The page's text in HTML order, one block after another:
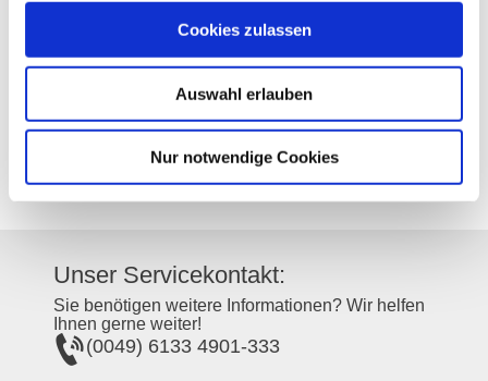
Cookies zulassen
Auswahl erlauben
Nur notwendige Cookies
Weingut Balzhäuser
Mittelgasse 25
Tel:(0049) 6249 945130
E-Mail:mail@balzhaeuser.de
https://www.balzhaeuser.de/
Unser Servicekontakt:
Sie benötigen weitere Informationen? Wir helfen
Ihnen gerne weiter!
(0049) 6133 4901-333